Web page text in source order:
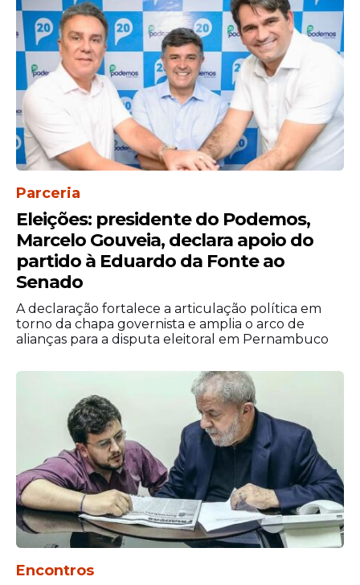
aos responsáveis. Não podemos retroceder
nesse trabalho", esclarece.
Parceria
Eleições: presidente do Podemos,
Marcelo Gouveia, declara apoio do
partido à Eduardo da Fonte ao
Senado
A declaração fortalece a articulação política em
torno da chapa governista e amplia o arco de
alianças para a disputa eleitoral em Pernambuco
Encontros